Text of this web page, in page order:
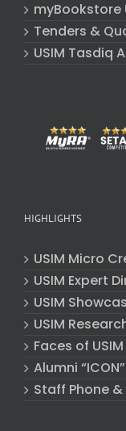
myBookstore
Tenders &
USIM Tasdiq
HIGHLIGHTS
USIM Micro
USIM Expert
USIM
USIM
Faces of USIM
Alumni “ICON”
Staff Phone